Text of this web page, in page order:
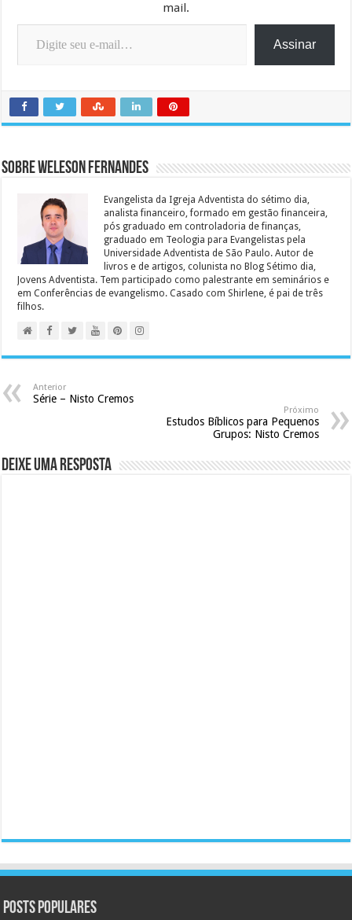
mail.
Digite seu e-mail…
Assinar
Sobre Weleson Fernandes
Evangelista da Igreja Adventista do sétimo dia,
analista financeiro, formado em gestão financeira,
pós graduado em controladoria de finanças,
graduado em Teologia para Evangelistas pela
Universidade Adventista de São Paulo. Autor de
livros e de artigos, colunista no Blog Sétimo dia,
Jovens Adventista. Tem participado como palestrante em seminários e
em Conferências de evangelismo. Casado com Shirlene, é pai de três
filhos.
Anterior
Série – Nisto Cremos
Próximo
Estudos Bíblicos para Pequenos
Grupos: Nisto Cremos
Deixe uma resposta
Posts populares